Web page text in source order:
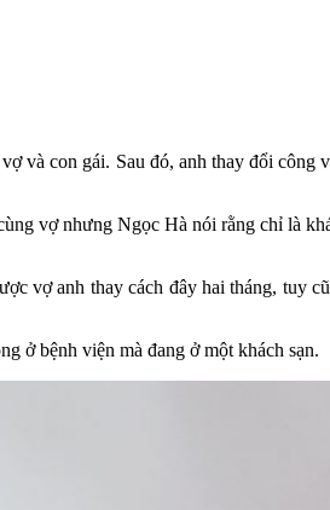
con gái. Sau đó, anh thay đổi công
vợ nhưng Ngọc Hà nói rằng chỉ là
vợ anh thay cách đây hai tháng, tuy
ở bệnh viện mà đang ở một khách sạn.